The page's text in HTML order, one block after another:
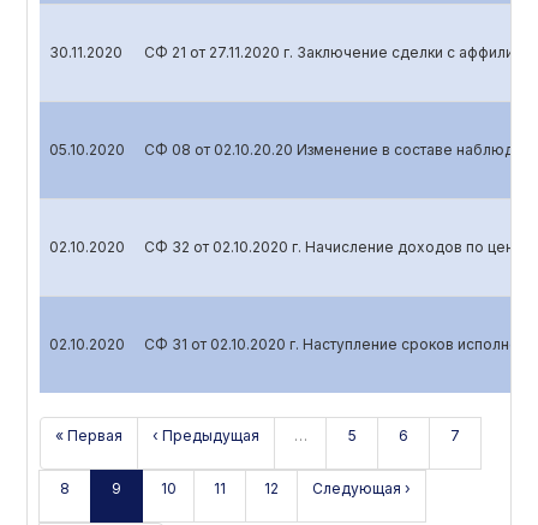
30.11.2020 СФ 21 от 27.11.2020 г. Заключение сделки с
05.10.2020 СФ 08 от 02.10.20.20 Изменение в составе
02.10.2020 СФ 32 от 02.10.2020 г. Начисление доходов по
02.10.2020 СФ 31 от 02.10.2020 г. Наступление сроков
« Первая ‹ Предыдущая … 5 6 7
8 9 10 11 12 Следующая ›